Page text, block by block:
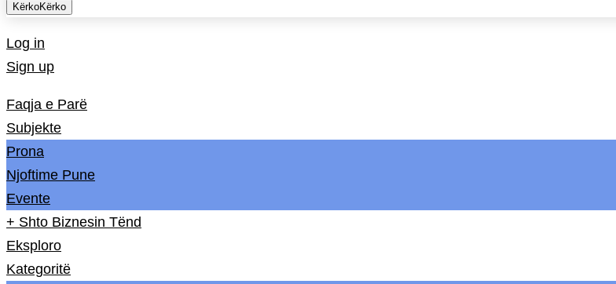
KërkoKërko
Log in
Sign up
Faqja e Parë
Subjekte
Prona
Njoftime Pune
Evente
+ Shto Biznesin Tënd
Eksploro
Kategoritë